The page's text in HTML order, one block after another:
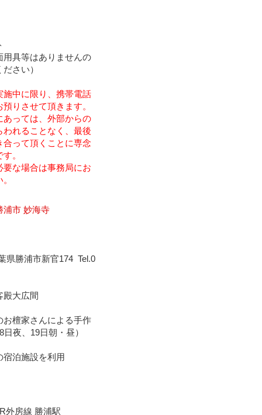
用具等はありませんの
さい）
中に限り、携帯電話
りさせて頂きます。
あっては、外部からの
われることなく、最後
合って頂くことに専念
。
要な場合は事務局にお
浦市 妙海寺
県勝浦市新官174 Tel.0
殿大広間
お檀家さんによる手作
夜、19日朝・昼）
宿泊施設を利用
外房線 勝浦駅